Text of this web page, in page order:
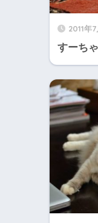
2011年
すーち